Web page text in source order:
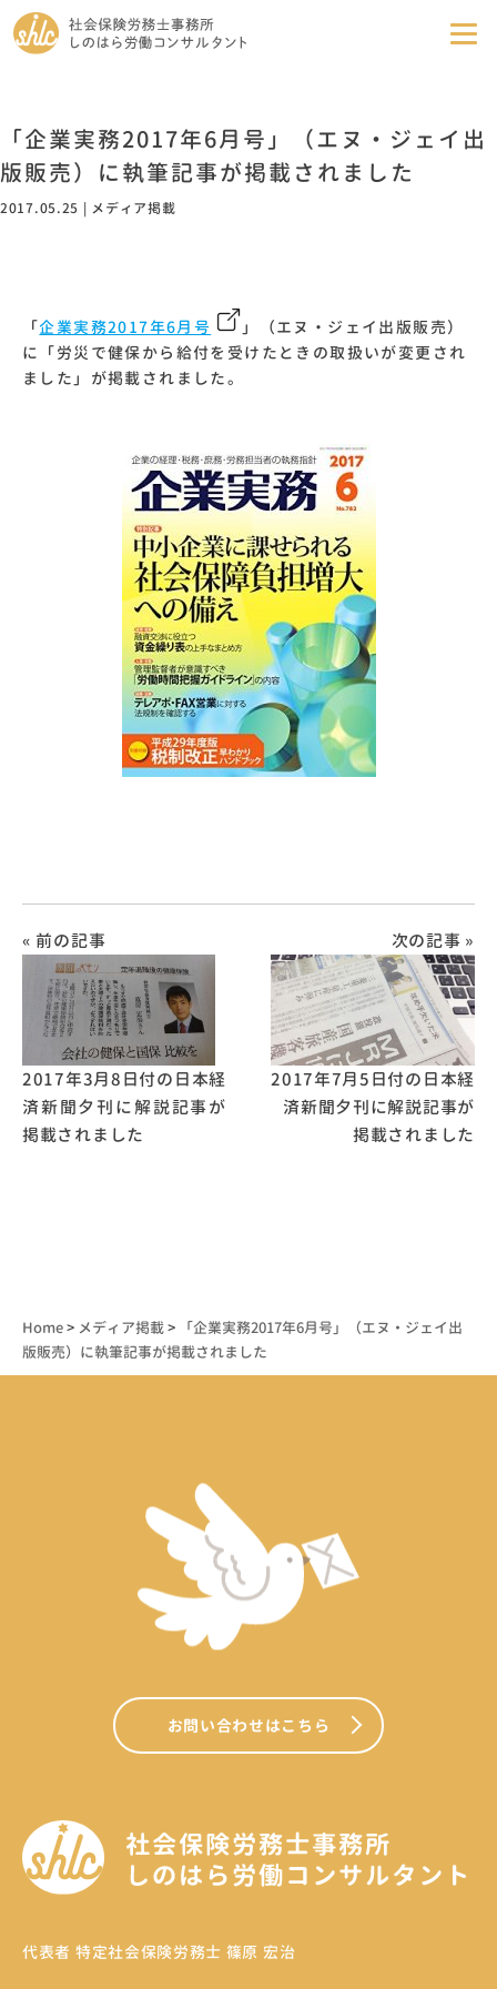
業務内容
料金表
社労士Column
スタッフブログ
社労士Tools
お問い合わせ
「企業実務2017年6月号」（エヌ・ジェイ出
版販売）に執筆記事が掲載されました
2017.05.25 | メディア掲載
「企業実務2017年6月号
」（エヌ・ジェイ出版販売）
に「労災で健保から給付を受けたときの取扱いが変更され
ました 」が掲載されました。
« 前の記事
2017年3月8日付の日本経
済新聞夕刊に解説記事が
掲載されました
次の記事 »
2017年7月5日付の日本経
済新聞夕刊に解説記事が
掲載されました
Home> メディア掲載>
「企業実務2017年6月号」（エヌ・ジェイ出
版販売）に執筆記事が掲載されました
お問い合わせはこちら
代表者 特定社会保険労務士 篠原 宏治